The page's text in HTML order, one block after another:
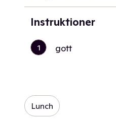
Instruktioner
1 gott
Lunch